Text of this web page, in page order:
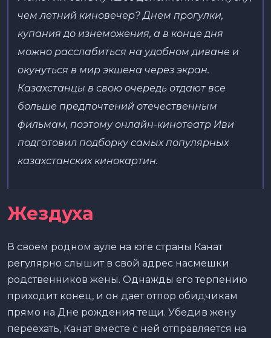
чем летний киновечер? Днем прогулки,
купания до изнеможения, а в конце дня
можно расслабиться на удобном диване и
окунуться в мир экшена через экран.
Казахстанцы в свою очередь отдают все
больше предпочтений отечественным
фильмам, поэтому онлайн-кинотеатр Иви
подготовил подборку самых популярных
казахстанских кинокартин.
Жездуха
В своем родном ауле на юге страны Канат
регулярно слышит в свой адрес насмешки
родственников жены. Однажды его терпению
приходит конец, и он дает отпор обидчикам
прямо на Дне рождения тещи. Убедив жену
переехать, Канат вместе с ней отправляется на